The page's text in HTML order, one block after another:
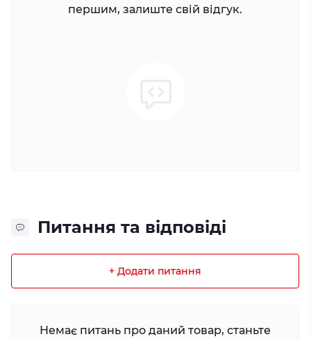
першим, залиште свій відгук.
Питання та відповіді
+ Додати питання
Немає питань про даний товар, станьте